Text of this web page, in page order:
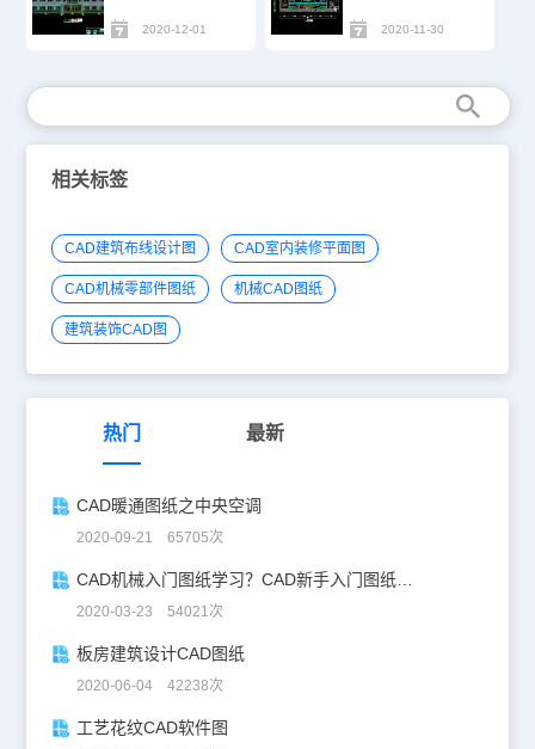
2020-12-01 2020-11-30
相关标签
CAD建筑布线设计图 CAD室内装修平面图
CAD机械零部件图纸 机械CAD图纸
建筑装饰CAD图
热门 最新
CAD暖通图纸之中央空调
2020-09-21 65705次
CAD机械入门图纸学习？CAD新手入门图纸练习
2020-03-23 54021次
板房建筑设计CAD图纸
2020-06-04 42238次
工艺花纹CAD软件图